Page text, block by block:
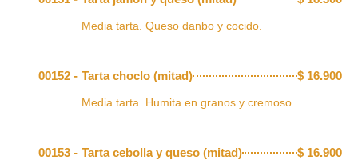
Media tarta. Queso danbo y cocido.
00152 - Tarta choclo (mitad) $16.900
Media tarta. Humita en granos y cremoso.
00153 - Tarta cebolla y queso (mitad) $16.900